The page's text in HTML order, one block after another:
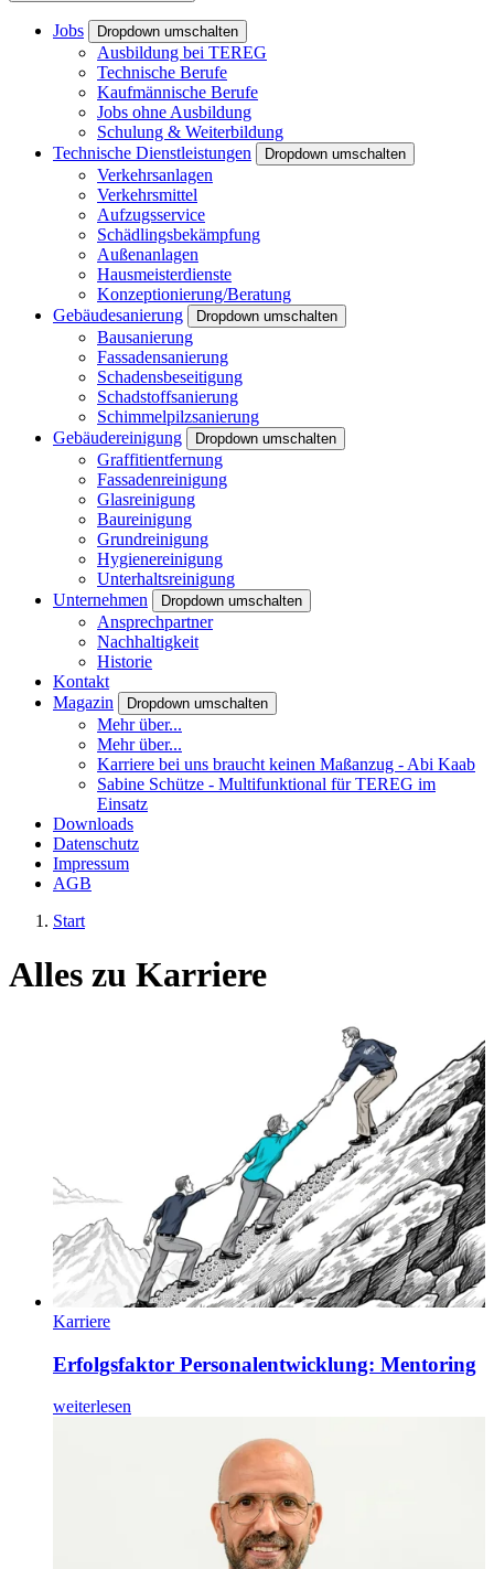
Jobs Dropdown umschalten
Ausbildung bei TEREG
Technische Berufe
Kaufmännische Berufe
Jobs ohne Ausbildung
Schulung & Weiterbildung
Technische Dienstleistungen
Dropdown umschalten
Verkehrsanlagen
Verkehrsmittel
Aufzugsservice
Schädlingsbekämpfung
Außenanlagen
Hausmeisterdienste
Konzeptionierung/Beratung
Gebäudesanierung
Dropdown umschalten
Bausanierung
Fassadensanierung
Schadensbeseitigung
Schadstoffsanierung
Schimmelpilzsanierung
Gebäudereinigung
Dropdown umschalten
Graffitientfernung
Fassadenreinigung
Glasreinigung
Baureinigung
Grundreinigung
Hygienereinigung
Unterhaltsreinigung
Unternehmen
Dropdown umschalten
Ansprechpartner
Nachhaltigkeit
Historie
Kontakt
Magazin
Dropdown umschalten
Mehr über...
Mehr über...
Karriere bei uns braucht keinen Maßanzug - Abi Kaab
Sabine Schütze - Multifunktional für TEREG im
Einsatz
Downloads
Datenschutz
Impressum
AGB
Start
Alles zu Karriere
Karriere
Erfolgsfaktor Personalentwicklung: Mentoring
weiterlesen